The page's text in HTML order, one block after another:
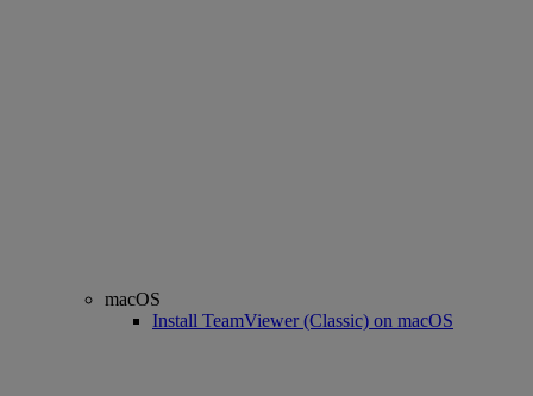
macOS
Install TeamViewer (Classic) on macOS